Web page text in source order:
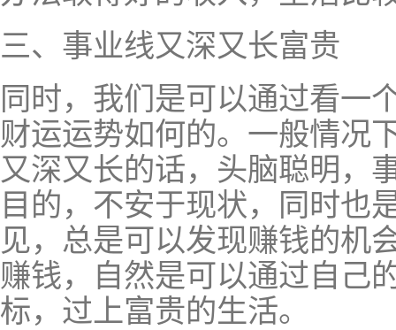
三、事业线又深又长富贵
同时，我们是可以通过看一
财运运势如何的。一般情况
又深又长的话，头脑聪明，
目的，不安于现状，同时也
见，总是可以发现赚钱的机
赚钱，自然是可以通过自己
标，过上富贵的生活。